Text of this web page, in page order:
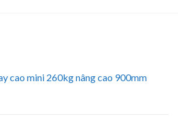
cao mini 260kg nâng cao 900mm